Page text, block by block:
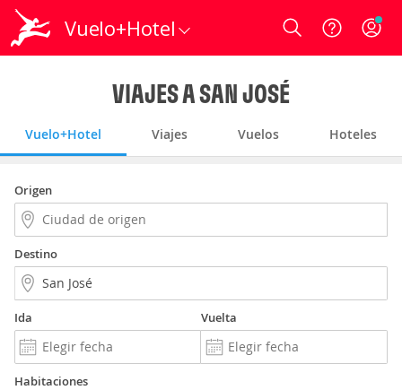
Vuelo+Hotel Login
VIAJES A SAN JOSÉ
Vuelo+Hotel Viajes Vuelos Hoteles
Origen
Destino
Ida Vuelta
Habitaciones